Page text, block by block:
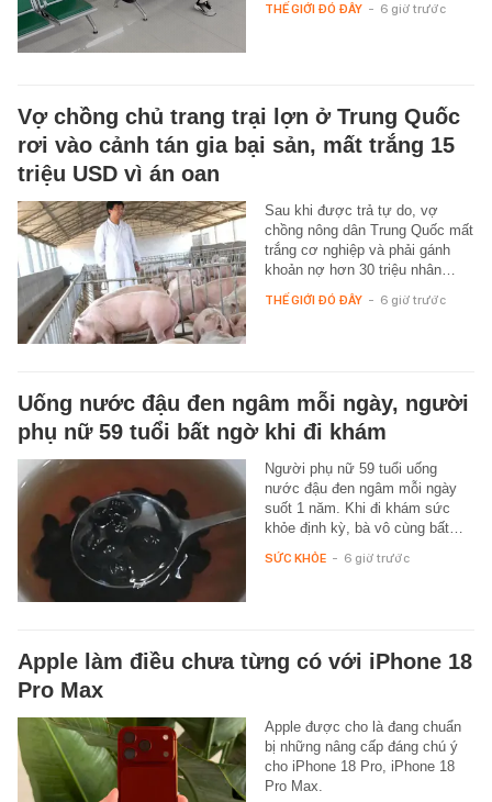
THẾ GIỚI ĐÓ ĐÂY - 6 giờ trước
Vợ chồng chủ trang trại lợn ở Trung Quốc
rơi vào cảnh tán gia bại sản, mất trắng 15
triệu USD vì án oan
Sau khi được trả tự do, vợ
chồng nông dân Trung Quốc mất
trắng cơ nghiệp và phải gánh
khoản nợ hơn 30 triệu nhân…
THẾ GIỚI ĐÓ ĐÂY - 6 giờ trước
Uống nước đậu đen ngâm mỗi ngày, người
phụ nữ 59 tuổi bất ngờ khi đi khám
Người phụ nữ 59 tuổi uống
nước đậu đen ngâm mỗi ngày
suốt 1 năm. Khi đi khám sức
khỏe định kỳ, bà vô cùng bất…
SỨC KHỎE - 6 giờ trước
Apple làm điều chưa từng có với iPhone 18
Pro Max
Apple được cho là đang chuẩn
bị những nâng cấp đáng chú ý
cho iPhone 18 Pro, iPhone 18
Pro Max.